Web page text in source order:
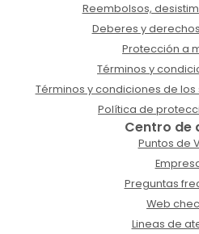
Reembolsos,
Deberes y
Protección a
Términos y
Términos y condiciones de
Política de
Centro de
Puntos de
Preguntas
Web
Lineas de